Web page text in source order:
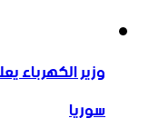
وزير الكهرباء
سوريا